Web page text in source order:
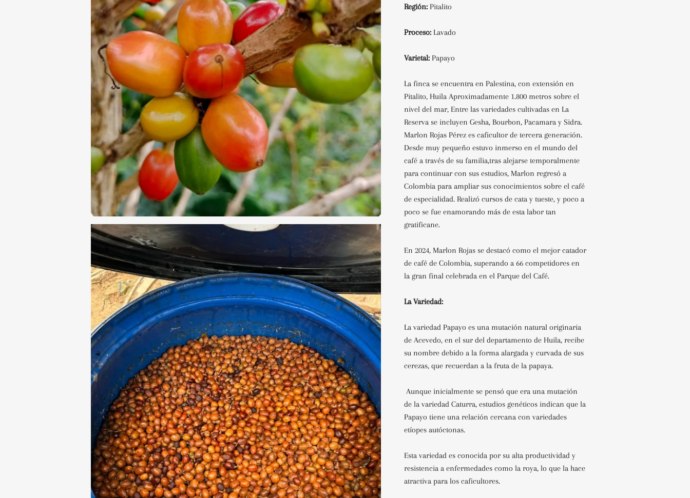
Región: Pitalito
Proceso:Lavado
Varietal: Papayo
La finca se encuentra en Palestina, con extensión en
Pitalito, Huila Aproximadamente 1.800 metros sobre el
nivel del mar, Entre las variedades cultivadas en La
Reserva se incluyen Gesha, Bourbon, Pacamara y Sidra.
Marlon Rojas Pérez es caficultor de tercera generación.
Desde muy pequeño estuvo inmerso en el mundo del
café a través de su familia,tras alejarse temporalmente
para continuar con sus estudios, Marlon regresó a
Colombia para ampliar sus conocimientos sobre el café
de especialidad. Realizó cursos de cata y tueste, y poco a
poco se fue enamorando más de esta labor tan
gratificane.
En 2024, Marlon Rojas se destacó como el mejor catador
de café de Colombia, superando a 66 competidores en
la gran final celebrada en el Parque del Café.
La Variedad:
La variedad Papayo es una mutación natural originaria
de Acevedo, en el sur del departamento de Huila, recibe
su nombre debido a la forma alargada y curvada de sus
cerezas, que recuerdan a la fruta de la papaya.
Aunque inicialmente se pensó que era una mutación
de la variedad Caturra, estudios genéticos indican que la
Papayo tiene una relación cercana con variedades
etíopes autóctonas.
Esta variedad es conocida por su alta productividad y
resistencia a enfermedades como la roya, lo que la hace
atractiva para los caficultores.